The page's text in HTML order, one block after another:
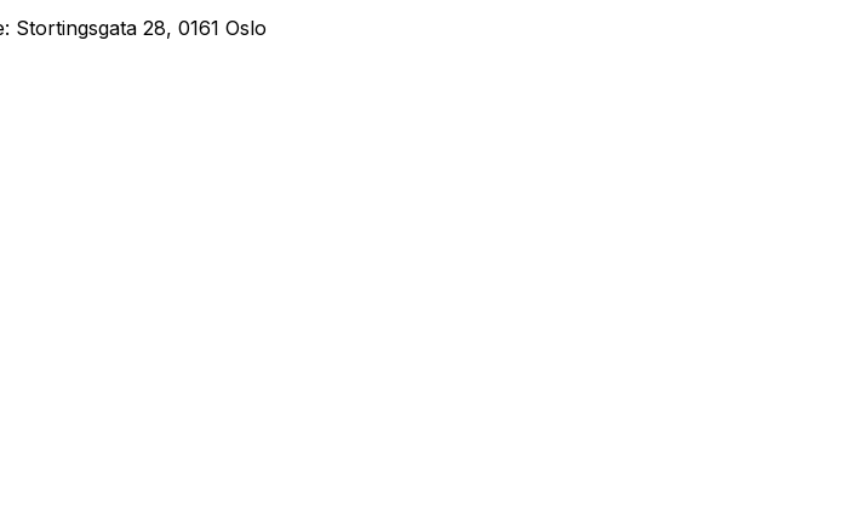
Stortingsgata 28, 0161 Oslo